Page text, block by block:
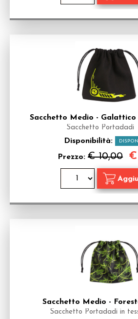
Sacchetto Medio - Galattico
Sacchetto Portadadi
Disponibilità:
Prezzo: € 10,00 €
Sacchetto Medio -
Sacchetto Portadadi in